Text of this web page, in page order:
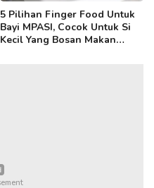
5 Pilihan Finger Food Untuk
Bayi MPASI, Cocok Untuk Si
Kecil Yang Bosan Makan